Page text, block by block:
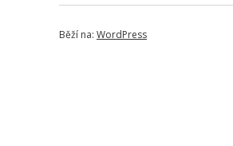
Běží na: WordPress